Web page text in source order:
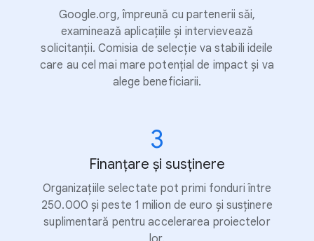
Google.org, împreună cu partenerii săi,
examinează aplicațiile și intervievează
solicitanții. Comisia de selecție va stabili ideile
care au cel mai mare potențial de impact și va
alege beneficiarii.
3
Finanțare și susținere
Organizațiile selectate pot primi fonduri între
250.000 și peste 1 milion de euro și susținere
suplimentară pentru accelerarea proiectelor